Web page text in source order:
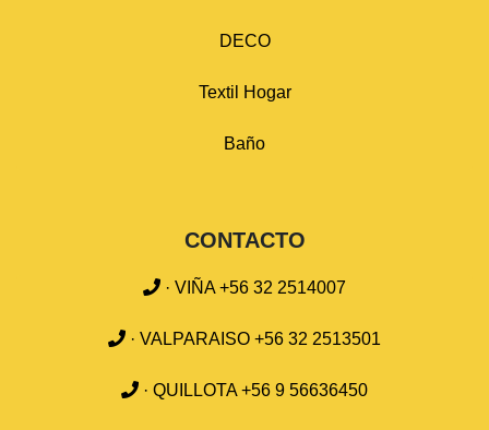
DECO
Textil Hogar
Baño
CONTACTO
· VIÑA +56 32 2514007
· VALPARAISO +56 32 2513501
· QUILLOTA +56 9 56636450